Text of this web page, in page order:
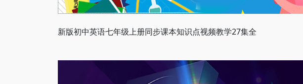
新版初中英语七年级上册同步课本知识点视频教学27集全